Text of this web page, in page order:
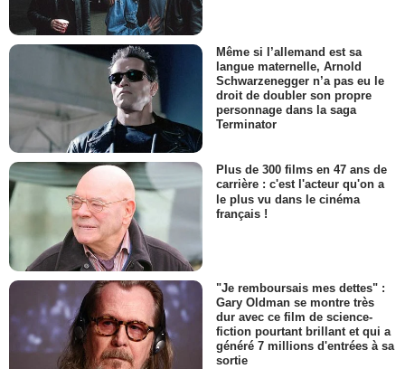
Même si l’allemand est sa
langue maternelle, Arnold
Schwarzenegger n’a pas eu le
droit de doubler son propre
personnage dans la saga
Terminator
Plus de 300 films en 47 ans de
carrière : c'est l'acteur qu'on a
le plus vu dans le cinéma
français !
"Je remboursais mes dettes" :
Gary Oldman se montre très
dur avec ce film de science-
fiction pourtant brillant et qui a
généré 7 millions d'entrées à sa
sortie